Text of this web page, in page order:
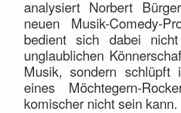
analysiert Norbert
neuen Musik-Comedy-
bedient sich dabei
unglaublichen
Musik, sondern
eines Möchtegern-
komischer nicht sein kann.